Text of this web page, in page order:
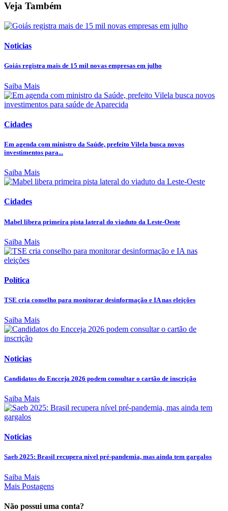
Veja Também
Noticias
Goiás registra mais de 15 mil novas empresas em julho
Saiba Mais
Cidades
Em agenda com ministro da Saúde, prefeito Vilela busca novos
investimentos para...
Saiba Mais
Cidades
Mabel libera primeira pista lateral do viaduto da Leste-Oeste
Saiba Mais
Política
TSE cria conselho para monitorar desinformação e IA nas eleições
Saiba Mais
Noticias
Candidatos do Encceja 2026 podem consultar o cartão de inscrição
Saiba Mais
Noticias
Saeb 2025: Brasil recupera nível pré-pandemia, mas ainda tem gargalos
Saiba Mais
Mais Postagens
Não possui uma conta?